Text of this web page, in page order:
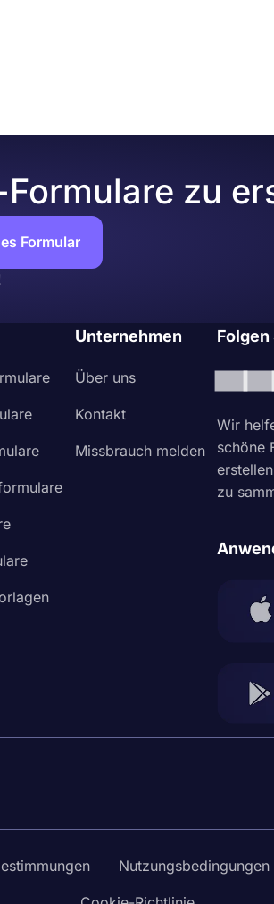
zu
Formular
Unternehmen
Über uns
Kontakt
Missbrauch melden
Folgen
Wir
schöne
zu
Nutzungsbedingungen